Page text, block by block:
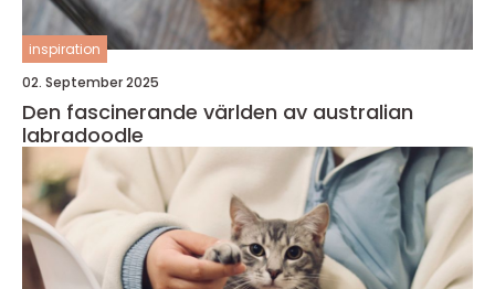
inspiration
02. September 2025
Den fascinerande världen av australian
labradoodle